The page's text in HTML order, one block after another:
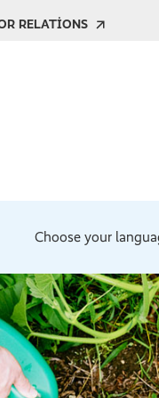
RELATIONS
Choose your